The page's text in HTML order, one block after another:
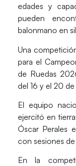
edades y
pueden
balonmano en
Una
para el
de Ruedas
del 16 y el 20
El equipo
ejercitó en
Óscar Perales
con sesiones
En la